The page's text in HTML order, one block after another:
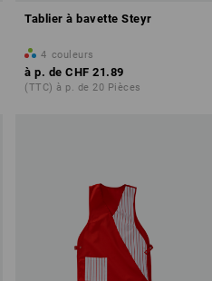
Tablier à bavette Steyr
4 couleurs
à p. de CHF 21.89
(TTC) à p. de 20 Pièces